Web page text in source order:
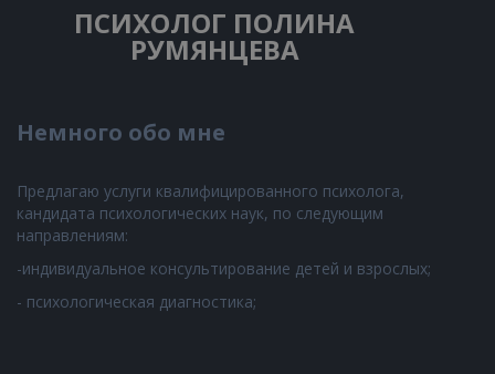
ПСИХОЛОГ ПОЛИНА
РУМЯНЦЕВА
Немного обо мне
Предлагаю услуги квалифицированного психолога,
кандидата психологических наук, по следующим
направлениям:
-индивидуальное консультирование детей и взрослых;
- психологическая диагностика;